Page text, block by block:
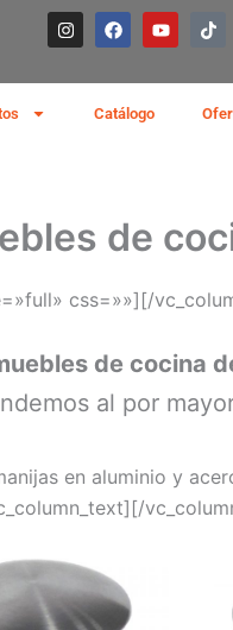
I
n
s
a
F
a
c
b
o
o
Y
o
u
u
T
i
o
k
Catálogo
de
css=»»][/
de cocina
al por
en aluminio y